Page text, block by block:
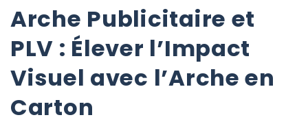
Arche Publicitaire et
PLV : Élever l’Impact
Visuel avec l’Arche en
Carton